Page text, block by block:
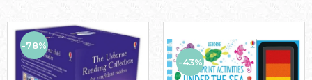
-78%
-43%